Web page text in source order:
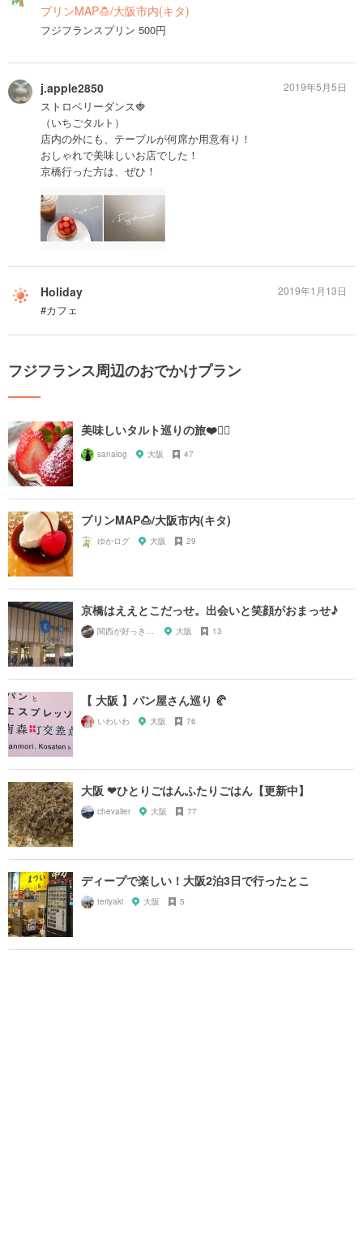
プリンMAP🍮/大阪市内(キタ)
フジフランスプリン 500円
j.apple2850
ストロベリーダンス🍓
（いちごタルト）
店内の外にも、テーブルが何席か用意有り！
おしゃれで美味しいお店でした！
京橋行った方は、ぜひ！
2019年5月5日
Holiday
#カフェ
2019年1月13日
フジフランス周辺のおでかけプラン
美味しいタルト巡りの旅❤️🙆‍♀️
sanalog 大阪 47
プリンMAP🍮/大阪市内(キタ)
ゆかログ 大阪 29
京橋はええとこだっせ。出会いと笑顔がおまっせ♪
関西が好っきゃねん 大阪 13
【 大阪 】パン屋さん巡り 🥐
いわいわ 大阪 76
大阪 ❤︎ひとりごはんふたりごはん【更新中】
chevalier 大阪 77
ディープで楽しい！大阪2泊3日で行ったとこ
teriyaki 大阪 5